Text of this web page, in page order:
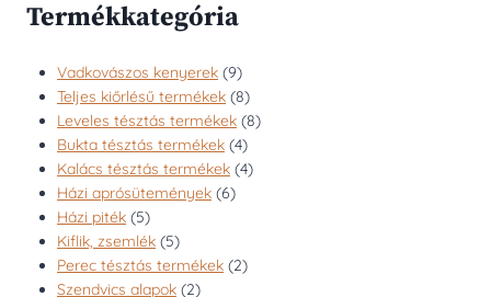
Termékkategória
Vadkovászos kenyerek 99
termék
Teljes kiőrlésű termékek 88
termék
Leveles tésztás termékek 88
Bukta tésztás termékek 44
termék
Kalács tésztás termékek 44
Házi aprósütemények 66
Házi piték 55
termék
Kiflik, zsemlék 55
termék
Perec tésztás termékek 22
Szendvics alapok 22